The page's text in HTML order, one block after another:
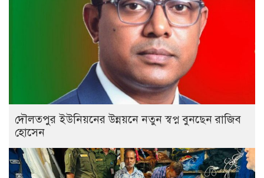
দৌলতপুর ইউনিয়নের উন্নয়নে নতুন স্বপ্ন বুনছেন রাজিব
হোসেন